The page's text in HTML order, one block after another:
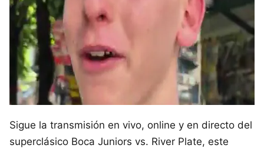
Sigue la transmisión en vivo, online y en directo del
superclásico Boca Juniors vs. River Plate, este